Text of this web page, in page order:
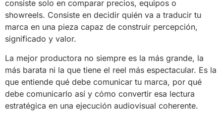
consiste solo en comparar precios, equipos o
showreels. Consiste en decidir quién va a traducir tu
marca en una pieza capaz de construir percepción,
significado y valor.
La mejor productora no siempre es la más grande, la
más barata ni la que tiene el reel más espectacular. Es la
que entiende qué debe comunicar tu marca, por qué
debe comunicarlo así y cómo convertir esa lectura
estratégica en una ejecución audiovisual coherente.